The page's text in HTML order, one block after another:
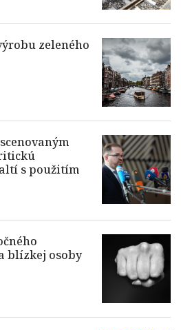
zeleného
s použitím
blízkej osoby